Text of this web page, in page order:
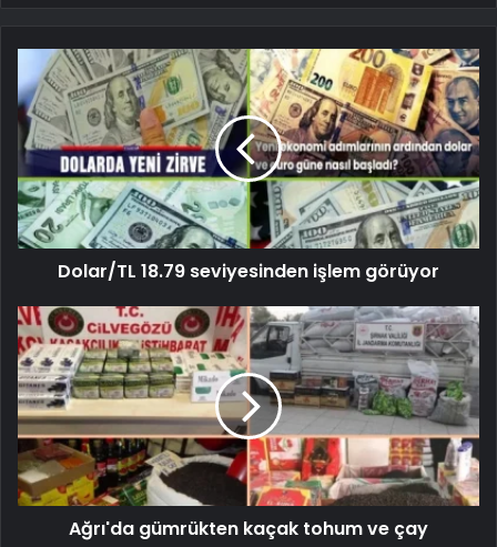
Dolar/TL 18.79 seviyesinden işlem görüyor
Ağrı'da gümrükten kaçak tohum ve çay